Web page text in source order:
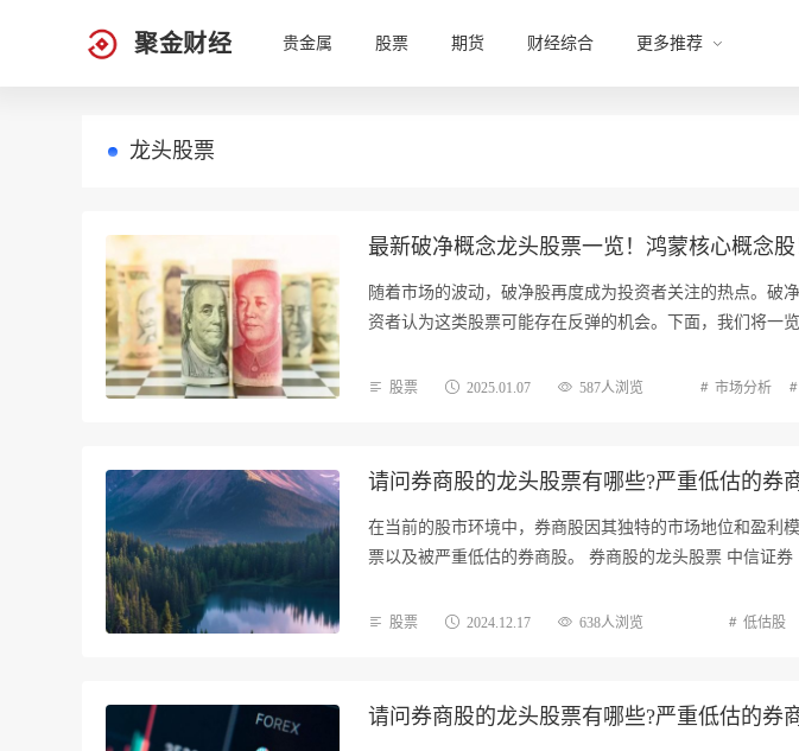
聚金财经 贵金属 股票 期货 财经综合 更多推荐
龙头股票
最新破净概念龙头股票一览！鸿蒙核心概念股
随着市场的波动，破净股再度成为投资者关注的热点。破
资者认为这类股票可能存在反弹的机会。下面，我们将一
股票 2025.01.07 587人浏览 市场分析
请问券商股的龙头股票有哪些?严重低估的券
在当前的股市环境中，券商股因其独特的市场地位和盈利
票以及被严重低估的券商股。 券商股的龙头股票 中信证券
股票 2024.12.17 638人浏览 低估股
请问券商股的龙头股票有哪些?严重低估的券